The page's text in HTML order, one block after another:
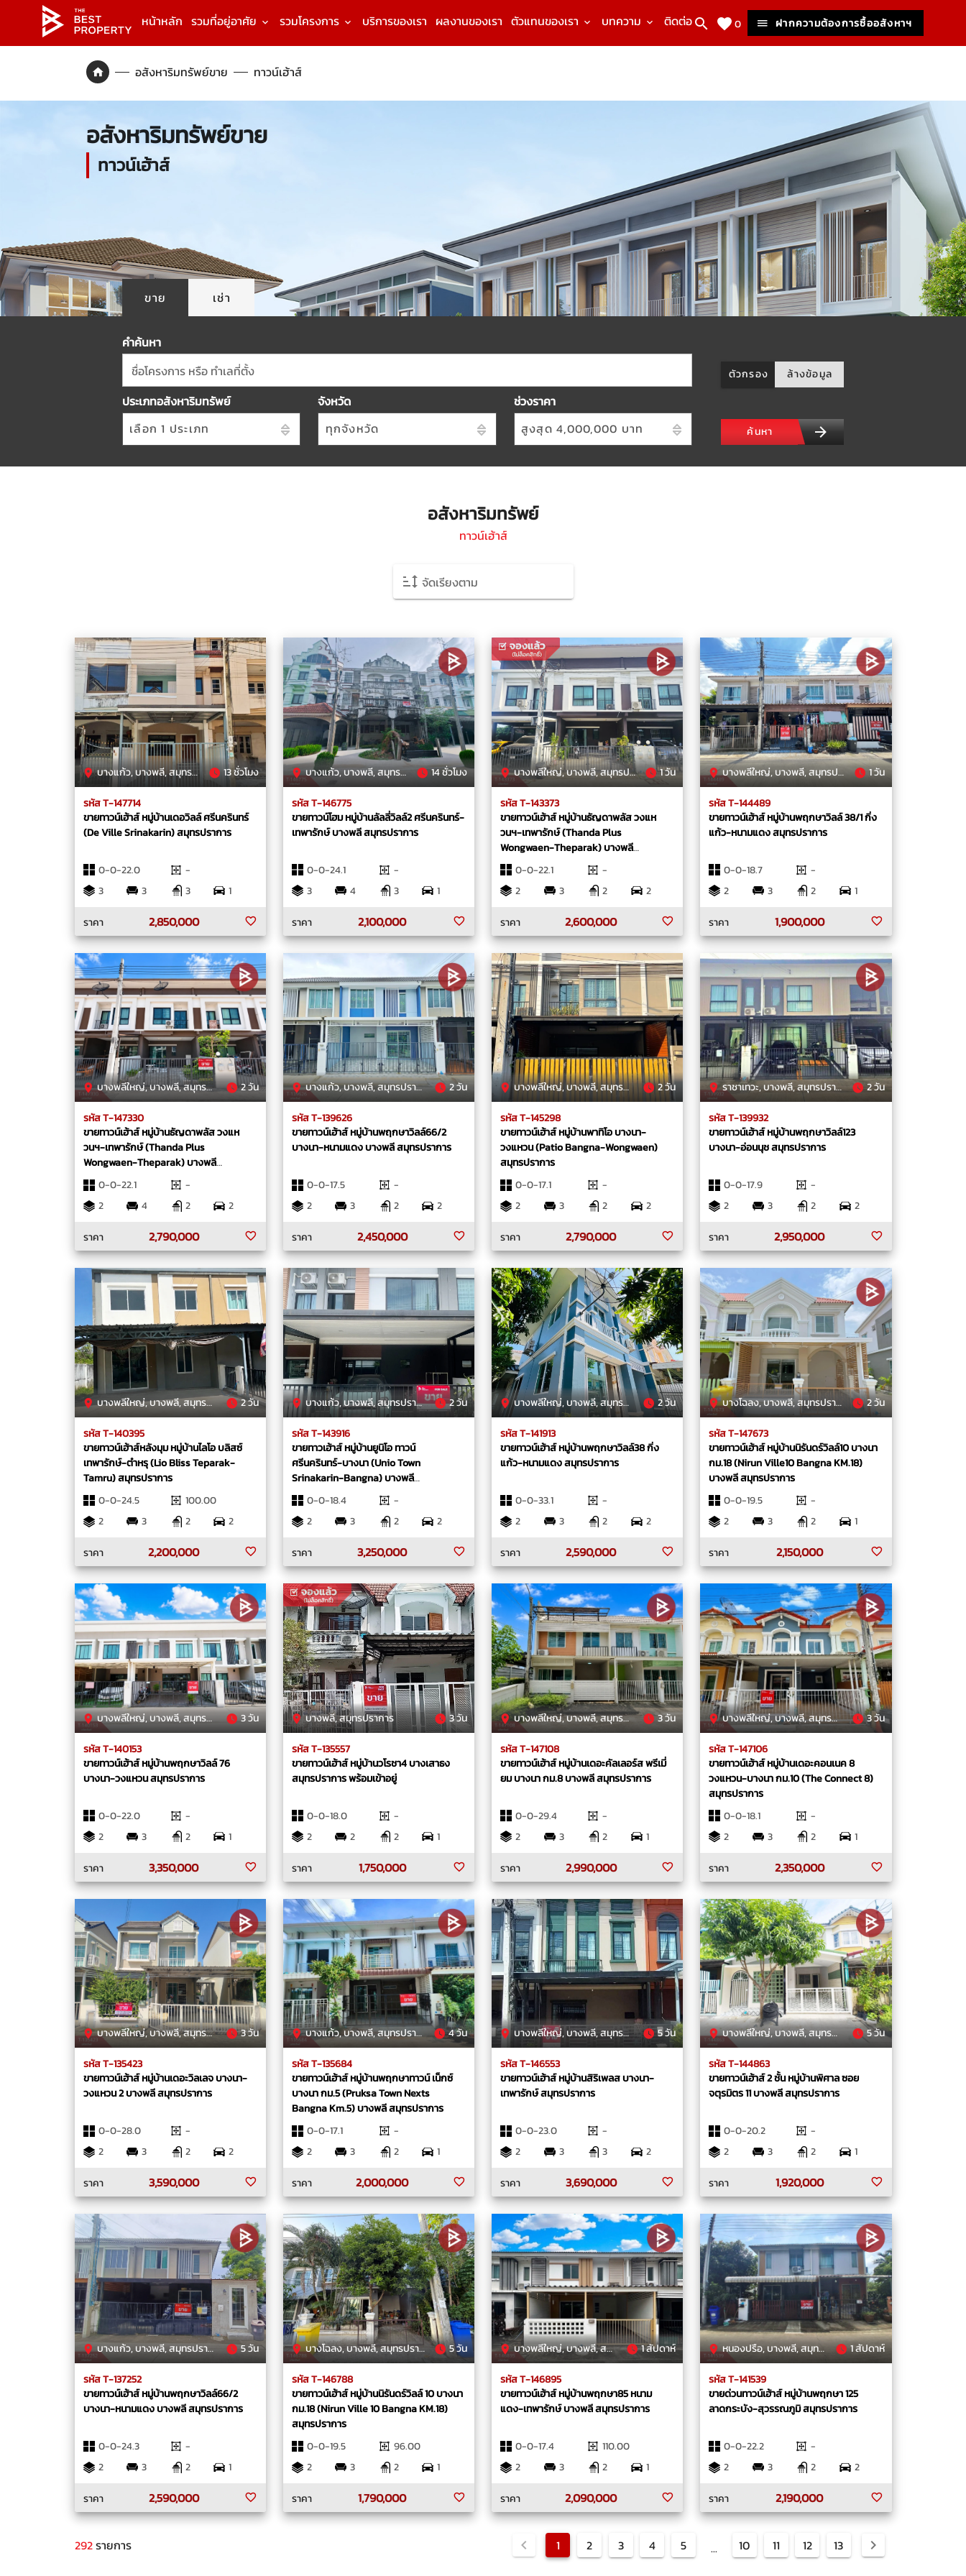
หน้าหลัก รวมที่อยู่อาศัย รวมโครงการ บริการของเรา ผลงานของเรา ตัวแทนของเรา บทความ ติดต่อเรา 0 ฝากความต้องการซื้ออสังหาฯ
อสังหาริมทรัพย์ขาย ทาวน์เฮ้าส์
อสังหาริมทรัพย์ขาย
ทาวน์เฮ้าส์
ขาย เช่า
คำค้นหา
ชื่อโครงการ หรือ ทำเลที่ตั้ง
ประเภทอสังหาริมทรัพย์
เลือก 1 ประเภท
จังหวัด
ทุกจังหวัด
ช่วงราคา
สูงสุด 4,000,000 บาท
ตัวกรอง ล้างข้อมูล
ค้นหา
อสังหาริมทรัพย์
ทาวน์เฮ้าส์
จัดเรียงตาม
บางแก้ว, บางพลี, สมุทรปราการ 13 ชั่วโมง
รหัส T-147714
ขายทาวน์เฮ้าส์ หมู่บ้านเดอวิลล์ ศรีนครินทร์
(De Ville Srinakarin) สมุทรปราการ
0-0-22.0
-
3
3 3
1
ราคา
2,850,000
บางแก้ว, บางพลี, สมุทรปราการ 14 ชั่วโมง
รหัส T-146775
ขายทาวน์โฮม หมู่บ้านลัลลี่วิลล์2 ศรีนครินทร์-
เทพารักษ์ บางพลี สมุทรปราการ
0-0-24.1
-
3
4 3
1
ราคา
2,100,000
บางพลีใหญ่, บางพลี, สมุทรปราการ 1 วัน
รหัส T-143373
ขายทาวน์เฮ้าส์ หมู่บ้านธัญดาพลัส วงแห
วนฯ-เทพารักษ์ (Thanda Plus
Wongwaen-Theparak) บางพลี
สมุทรปราการ
0-0-22.1
-
2
3 2
2
ราคา
2,600,000
บางพลีใหญ่, บางพลี, สมุทรปราการ 1 วัน
รหัส T-144489
ขายทาวน์เฮ้าส์ หมู่บ้านพฤกษาวิลล์ 38/1 กิ่ง
แก้ว-หนามแดง สมุทรปราการ
0-0-18.7
-
2
3 2
1
ราคา
1,900,000
บางพลีใหญ่, บางพลี, สมุทรปราการ 2 วัน
รหัส T-147330
ขายทาวน์เฮ้าส์ หมู่บ้านธัญดาพลัส วงแห
วนฯ-เทพารักษ์ (Thanda Plus
Wongwaen-Theparak) บางพลี
สมุทรปราการ
0-0-22.1
-
2
4 2
2
ราคา
2,790,000
บางแก้ว, บางพลี, สมุทรปราการ 2 วัน
รหัส T-139626
ขายทาวน์เฮ้าส์ หมู่บ้านพฤกษาวิลล์66/2
บางนา-หนามแดง บางพลี สมุทรปราการ
0-0-17.5
-
2
3 2
2
ราคา
2,450,000
บางพลีใหญ่, บางพลี, สมุทรปราการ 2 วัน
รหัส T-145298
ขายทาวน์เฮ้าส์ หมู่บ้านพาทิโอ บางนา-
วงแหวน (Patio Bangna-Wongwaen)
สมุทรปราการ
0-0-17.1
-
2
3 2
2
ราคา
2,790,000
ราชาเทวะ, บางพลี, สมุทรปราการ 2 วัน
รหัส T-139932
ขายทาวน์เฮ้าส์ หมู่บ้านพฤกษาวิลล์123
บางนา-อ่อนนุช สมุทรปราการ
0-0-17.9
-
2
3 2
2
ราคา
2,950,000
บางพลีใหญ่, บางพลี, สมุทรปราการ 2 วัน
รหัส T-140395
ขายทาวน์เฮ้าส์หลังมุม หมู่บ้านไลโอ บลิสซ์
เทพารักษ์-ตำหรุ (Lio Bliss Teparak-
Tamru) สมุทรปราการ
0-0-24.5
100.00
2
3 2
2
ราคา
2,200,000
บางแก้ว, บางพลี, สมุทรปราการ 2 วัน
รหัส T-143916
ขายทาวเฮ้าส์ หมู่บ้านยูนิโอ ทาวน์
ศรีนครินทร์-บางนา (Unio Town
Srinakarin-Bangna) บางพลี
สมุทรปราการ
0-0-18.4
-
2
3 2
2
ราคา
3,250,000
บางพลีใหญ่, บางพลี, สมุทรปราการ 2 วัน
รหัส T-141913
ขายทาวน์เฮ้าส์ หมู่บ้านพฤกษาวิลล์38 กิ่ง
แก้ว-หนามแดง สมุทรปราการ
0-0-33.1
-
2
3 2
2
ราคา
2,590,000
บางโฉลง, บางพลี, สมุทรปราการ 2 วัน
รหัส T-147673
ขายทาวน์เฮ้าส์ หมู่บ้านนิรันดร์วิลล์10 บางนา
กม.18 (Nirun Ville10 Bangna KM.18)
บางพลี สมุทรปราการ
0-0-19.5
-
2
3 2
1
ราคา
2,150,000
บางพลีใหญ่, บางพลี, สมุทรปราการ 3 วัน
รหัส T-140153
ขายทาวน์เฮ้าส์ หมู่บ้านพฤกษาวิลล์ 76
บางนา-วงแหวน สมุทรปราการ
0-0-22.0
-
2
3 2
1
ราคา
3,350,000
บางพลี, สมุทรปราการ 3 วัน
รหัส T-135557
ขายทาวน์เฮ้าส์ หมู่บ้านวโรชา4 บางเสาธง
สมุทรปราการ พร้อมเข้าอยู่
0-0-18.0
-
2
2 2
1
ราคา
1,750,000
บางพลีใหญ่, บางพลี, สมุทรปราการ 3 วัน
รหัส T-147108
ขายทาวน์เฮ้าส์ หมู่บ้านเดอะคัลเลอร์ส พรีเมี่
ยม บางนา กม.8 บางพลี สมุทรปราการ
0-0-29.4
-
2
3 2
1
ราคา
2,990,000
บางพลีใหญ่, บางพลี, สมุทรปราการ 3 วัน
รหัส T-147106
ขายทาวน์เฮ้าส์ หมู่บ้านเดอะคอนเนค 8
วงแหวน-บางนา กม.10 (The Connect 8)
สมุทรปราการ
0-0-18.1
-
2
3 2
1
ราคา
2,350,000
บางพลีใหญ่, บางพลี, สมุทรปราการ 3 วัน
รหัส T-135423
ขายทาวน์เฮ้าส์ หมู่บ้านเดอะวิลเลจ บางนา-
วงแหวน 2 บางพลี สมุทรปราการ
0-0-28.0
-
2
3 2
2
ราคา
3,590,000
บางแก้ว, บางพลี, สมุทรปราการ 4 วัน
รหัส T-135684
ขายทาวน์เฮ้าส์ หมู่บ้านพฤกษาทาวน์ เน็กซ์
บางนา กม.5 (Pruksa Town Nexts
Bangna Km.5) บางพลี สมุทรปราการ
0-0-17.1
-
2
3 2
1
ราคา
2,000,000
บางพลีใหญ่, บางพลี, สมุทรปราการ 5 วัน
รหัส T-146553
ขายทาวน์เฮ้าส์ หมู่บ้านสิริเพลส บางนา-
เทพารักษ์ สมุทรปราการ
0-0-23.0
-
2
3 3
2
ราคา
3,690,000
บางพลีใหญ่, บางพลี, สมุทรปราการ 5 วัน
รหัส T-144863
ขายทาวน์เฮ้าส์ 2 ชั้น หมู่บ้านพิศาล ซอย
จตุรมิตร 11 บางพลี สมุทรปราการ
0-0-20.2
-
2
3 2
1
ราคา
1,920,000
บางแก้ว, บางพลี, สมุทรปราการ 5 วัน
รหัส T-137252
ขายทาวน์เฮ้าส์ หมู่บ้านพฤกษาวิลล์66/2
บางนา-หนามแดง บางพลี สมุทรปราการ
0-0-24.3
-
2
3 2
1
ราคา
2,590,000
บางโฉลง, บางพลี, สมุทรปราการ 5 วัน
รหัส T-146788
ขายทาวน์เฮ้าส์ หมู่บ้านนิรันดร์วิลล์ 10 บางนา
กม.18 (Nirun Ville 10 Bangna KM.18)
สมุทรปราการ
0-0-19.5
96.00
2
3 2
1
ราคา
1,790,000
บางพลีใหญ่, บางพลี, สมุทรปราการ 1 สัปดาห์
รหัส T-146895
ขายทาวน์เฮ้าส์ หมู่บ้านพฤกษา85 หนาม
แดง-เทพารักษ์ บางพลี สมุทรปราการ
0-0-17.4
110.00
2
3 2
1
ราคา
2,090,000
หนองปรือ, บางพลี, สมุทรปราการ 1 สัปดาห์
รหัส T-141539
ขายด่วนทาวน์เฮ้าส์ หมู่บ้านพฤกษา 125
ลาดกระบัง-สุวรรณภูมิ สมุทรปราการ
0-0-22.2
-
2
3 2
2
ราคา
2,190,000
292รายการ 1 2 3 4 5 ... 10 11 12 13